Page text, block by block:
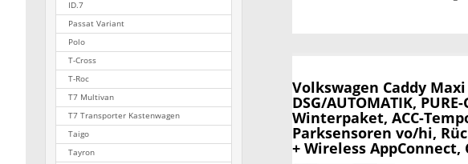
Volkswagen Caddy Maxi
DSG/AUTOMATIK,
Winterpaket, ACC-
Parksensoren vo/hi,
+ Wireless
ID.7
Passat Variant
Polo
T-Cross
T-Roc
T7 Multivan
T7 Transporter Kastenwagen
Taigo
Tayron